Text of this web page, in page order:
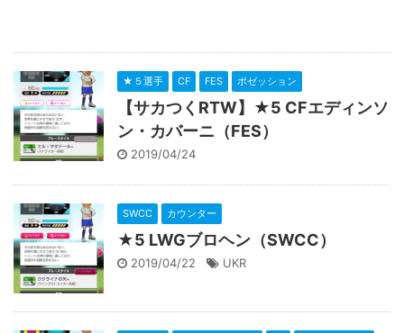
★５選手 CF FES ポゼッション
【サカつくRTW】★5 CFエディンソ
ン・カバーニ（FES）
2019/04/24
SWCC カウンター
★5 LWGブロヘン（SWCC）
2019/04/22 UKR